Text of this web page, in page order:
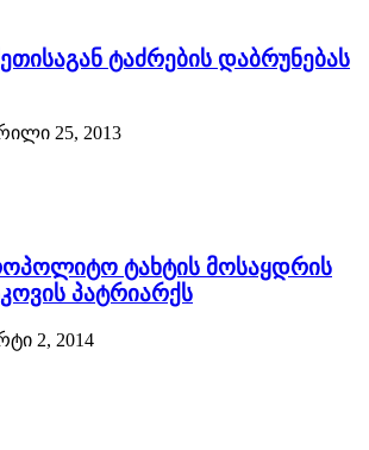
ტაძრების დაბრუნებას
25, 2013
ტახტის მოსაყდრის
პატრიარქს
2, 2014